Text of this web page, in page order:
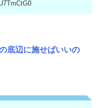
底辺に施せばいいの